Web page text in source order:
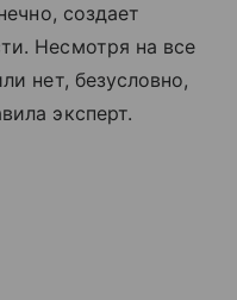
создает
Несмотря на все
нет, безусловно,
эксперт.